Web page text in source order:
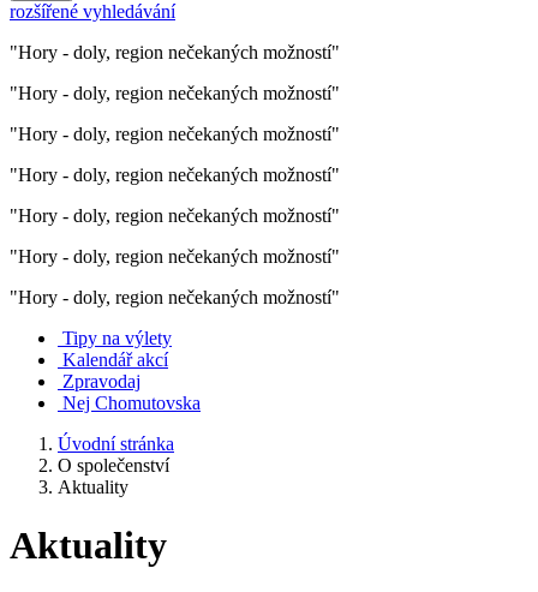
rozšířené vyhledávání
"Hory - doly, region nečekaných možností"
"Hory - doly, region nečekaných možností"
"Hory - doly, region nečekaných možností"
"Hory - doly, region nečekaných možností"
"Hory - doly, region nečekaných možností"
"Hory - doly, region nečekaných možností"
"Hory - doly, region nečekaných možností"
Tipy na výlety
Kalendář akcí
Zpravodaj
Nej Chomutovska
Úvodní stránka
O společenství
Aktuality
Aktuality